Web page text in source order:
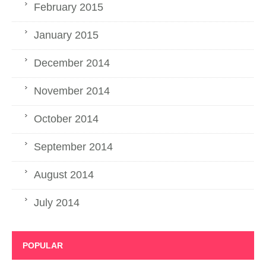
February 2015
January 2015
December 2014
November 2014
October 2014
September 2014
August 2014
July 2014
POPULAR